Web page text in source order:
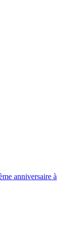
anniversaire à